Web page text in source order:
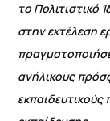
το Πολιτιστικό
στην εκτέλεση
ανήλικους